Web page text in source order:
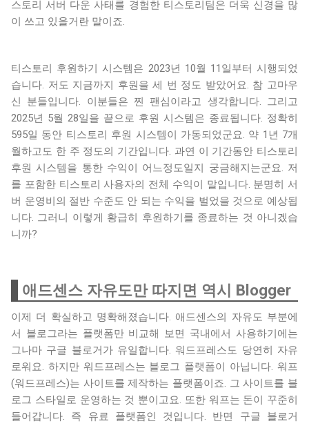
스토리 서버 다운 사태를 경험한 티스토리팀은 더욱 신경을 많
이 쓰고 있을거란 말이죠.
티스토리 후원하기 시스템은 2023년 10월 11일부터 시행되었
습니다. 저도 지금까지 후원을 세 번 정도 받았어요. 참 고마우
신 분들입니다. 이분들은 찐 팬심이라고 생각합니다. 그리고
2025년 5월 28일을 끝으로 후원 시스템은 종료됩니다. 정확히
595일 동안 티스토리 후원 시스템이 가동되었군요. 약 1년 7개
월하고도 한 주 정도의 기간입니다. 과연 이 기간동안 티스토리
후원 시스템을 통한 수익이 어느정도일지 궁금해지는군요. 저
를 포함한 티스토리 사용자의 전체 수익이 말입니다. 분명히 서
버 운영비의 절반 수준도 안 되는 수익을 벌었을 것으로 예상됩
니다. 그러니 이렇게 황급히 후원하기를 종료하는 것 아니겠습
니까?
애드센스 자유도만 따지면 역시 Blogger
이제 더 확실하고 명확해졌습니다. 애드센스의 자유도 부분에
서 블로그라는 플랫폼만 비교해 보면 국내에서 사용하기에는
그나마 구글 블로거가 유일합니다. 워드프레스도 당연히 자유
로워요. 하지만 워드프레스는 블로그 플랫폼이 아닙니다. 워프
(워드프레스)는 사이트를 제작하는 플랫폼이죠. 그 사이트를 블
로그 스타일로 운영하는 것 뿐이고요. 또한 워프는 돈이 꾸준히
들어갑니다. 즉 유료 플랫폼인 것입니다. 반면 구글 블로거